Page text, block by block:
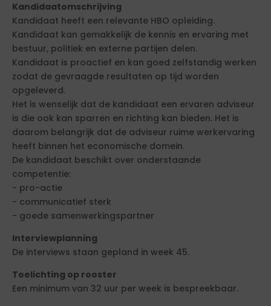
Kandidaatomschrijving
Kandidaat heeft een relevante HBO opleiding.
Kandidaat kan gemakkelijk de kennis en ervaring met
bestuur, politiek en externe partijen delen.
Kandidaat is proactief en kan goed zelfstandig werken
zodat de gevraagde resultaten op tijd worden
opgeleverd.
Het is wenselijk dat de kandidaat een ervaren adviseur
is die ook kan sparren en richting kan bieden. Het is
daarom belangrijk dat de adviseur ruime werkervaring
heeft binnen het economische domein.
De kandidaat beschikt over onderstaande
competentie:
- pro-actie
- communicatief sterk
- goede samenwerkingspartner
Interviewplanning
De interviews staan gepland in week 45.
Toelichting op rooster
Een minimum van 32 uur per week is bespreekbaar.